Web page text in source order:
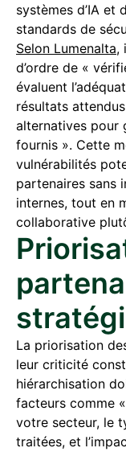
systèmes d’IA et
standards de
Selon Lumenalta,
d’ordre de «
évaluent
résultats
alternatives pour
fournis ». Cette
vulnérabilités
partenaires sans
internes, tout en
collaborative
La priorisation
leur criticité
hiérarchisation
facteurs comme
votre secteur, le
traitées, et